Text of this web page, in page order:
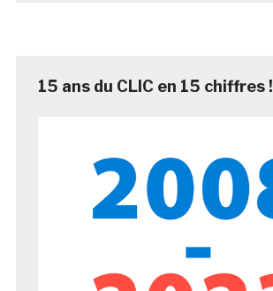
15 ans du CLIC en 15 chiffres !